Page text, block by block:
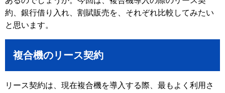
約、銀行借り入れ、割賦販売を、それぞれ比較してみたい
と思います。
複合機のリース契約
リース契約は、現在複合機を導入する際、最もよく利用さ